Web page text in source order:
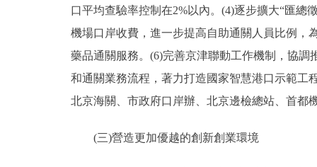
口平均查驗率控制在2%以內。(4)逐步擴大“匯總
機場口岸收費，進一步提高自助通關人員比例，
藥品通關服務。(6)完善京津聯動工作機制，協
和通關業務流程，著力打造國家智慧港口示範工
北京海關、市政府口岸辦、北京邊檢總站、首都
(三)營造更加優越的創新創業環境